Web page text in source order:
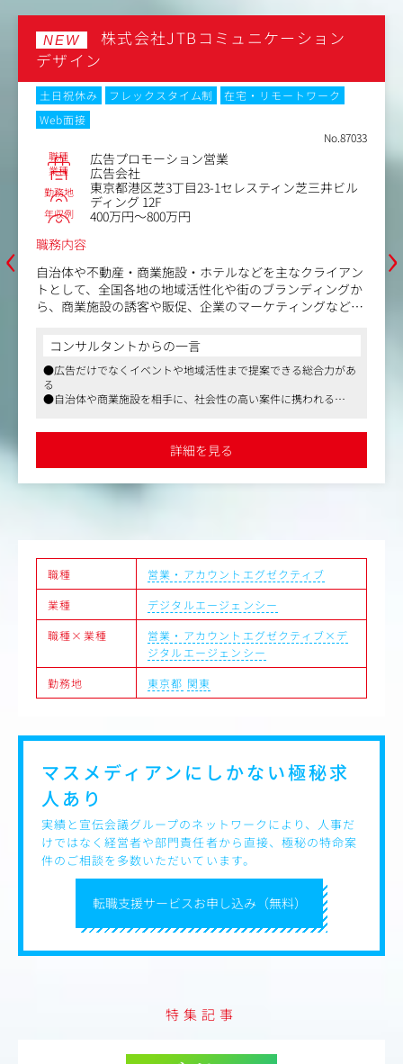
‹
NEW
株式会社JTBコミュニケーション
デザイン
土日祝休み フレックスタイム制
在宅・リモートワーク
Web面接
No.87033
職種 広告プロモーション営業
業種 広告会社
勤務地
東京都港区芝3丁目23-1セレスティン芝三井ビル
ディング 12F
年収例
400万円～800万円
職務内容
自治体や不動産・商業施設・ホテルなどを主なクライアン
トとして、全国各地の地域活性化や街のブランディングか
ら、商業施設の誘客や販促、企業のマーケティングなどに
営業兼プロデューサーとして、クライアントが抱えている
あらゆる課題に対して、広告・プロモーションを中心とし
た総合的な企画提案やプロジェクト推進を担っていただき
ます。
・広告プロモーションの企画・実施
・デジタルプロモーションやイベントの企画・実施
・効果検証および改善提案
【ポジションの魅力】
・観光に強みを持つJTBグループの総合広告代理店機能
・国内地域と関連する案件が多く、観光誘客プロモーショ
ンや地域活性事業に携わることができる
・自社のリソースとして、イベント・HRコンサルティング
など、広告プロモーションに捉われない解決手法を有して
いる
・担当クライアントだけに限らない、新規案件へのチャレ
・フレキシブルな働き方（コアタイム無しのフレックス勤
【キャリアプラン】
広告事業のプロフェッショナルを目指すという一つのスペ
シャリストキャリアや、
イベント事業領域やHR領域の営業など、将来的に幅広いキ
ャリアパスが可能
（異動・出向によるキャリア形成、グループ内外において
コンサルタントからの一言
●広告だけでなくイベントや地域活性まで提案できる総合力があ
る
●自治体や商業施設を相手に、社会性の高い案件に携われる
詳細を見る
›
職種
営業・アカウントエグゼクティブ
業種
デジタルエージェンシー
職種×業種
営業・アカウントエグゼクティブ×デ
ジタルエージェンシー
勤務地
東京都 関東
転職支援サービスお申し込み（無料）
マスメディアンにしかない極秘求
人あり
実績と宣伝会議グループのネットワークにより、人事だ
けではなく経営者や部門責任者から直接、極秘の特命案
件のご相談を多数いただいています。
特集記事